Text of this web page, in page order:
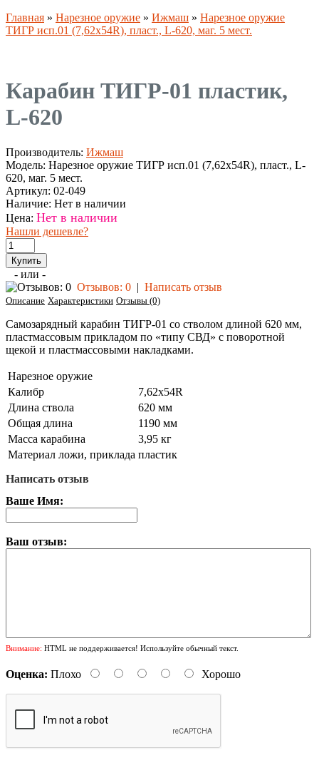
Главная » Нарезное оружие » Ижмаш » Нарезное оружие
ТИГР исп.01 (7,62х54R), пласт., L-620, маг. 5 мест.
Карабин ТИГР-01 пластик,
L-620
Производитель: Ижмаш
Модель: Нарезное оружие ТИГР исп.01 (7,62х54R), пласт., L-
620, маг. 5 мест.
Артикул: 02-049
Наличие: Нет в наличии
Цена: Нет в наличии
Нашли дешевле?
- или -
Отзывов: 0 | Написать отзыв
Описание Характеристики Отзывы (0)
Самозарядный карабин ТИГР-01 со стволом длиной 620 мм,
пластмассовым прикладом по «типу СВД» с поворотной
щекой и пластмассовыми накладками.
Нарезное оружие
Калибр
7,62х54R
Длина ствола
620 мм
Общая длина
1190 мм
Масса карабина
3,95 кг
Материал ложи, приклада пластик
Написать отзыв
Ваше Имя:
Ваш отзыв:
Внимание: HTML не поддерживается! Используйте обычный текст.
Оценка: Плохо Хорошо